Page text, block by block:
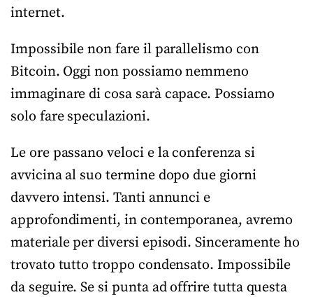
internet.
Impossibile non fare il parallelismo con
Bitcoin. Oggi non possiamo nemmeno
immaginare di cosa sarà capace. Possiamo
solo fare speculazioni.
Le ore passano veloci e la conferenza si
avvicina al suo termine dopo due giorni
davvero intensi. Tanti annunci e
approfondimenti, in contemporanea, avremo
materiale per diversi episodi. Sinceramente ho
trovato tutto troppo condensato. Impossibile
da seguire. Se si punta ad offrire tutta questa